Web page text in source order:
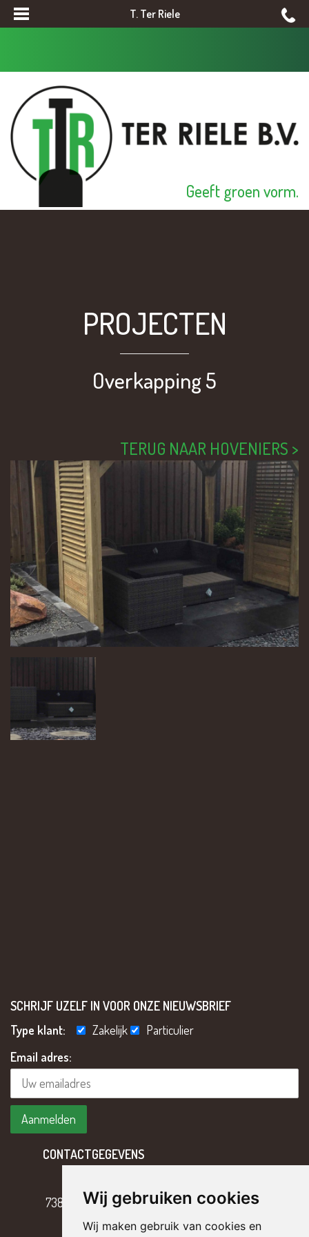
Wij gebruiken cookies
Wij maken gebruik van cookies en
T. Ter Riele
Geeft groen vorm.
PROJECTEN
Overkapping 5
TERUG NAAR HOVENIERS >
SCHRIJF UZELF IN VOOR ONZE NIEUWSBRIEF
Type klant:
Zakelijk
Particulier
Email adres:
CONTACTGEGEVENS
7382 BH Klarenbeek
055 – 301 17 43